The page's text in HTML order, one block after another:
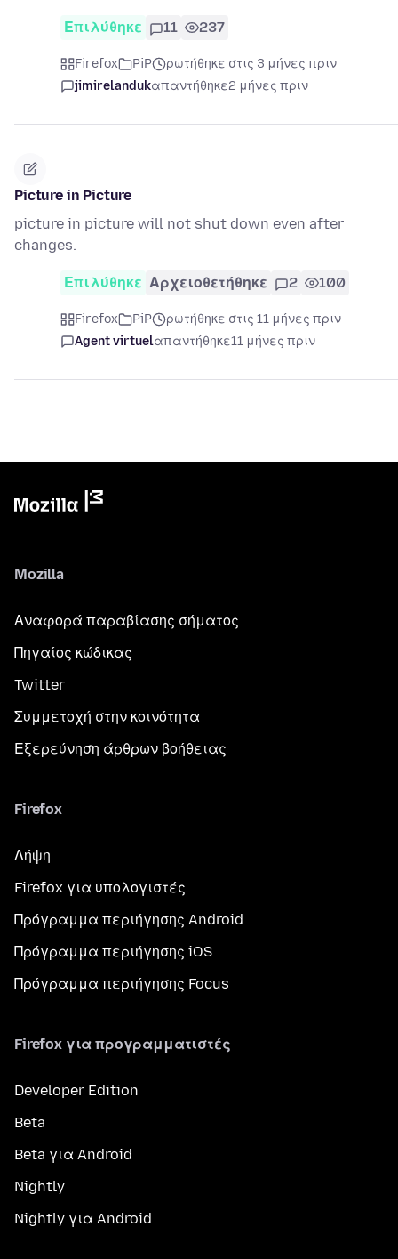
Επιλύθηκε 11 237
Firefox PiP
ρωτήθηκε στις 3 μήνες πριν
jimirelandukαπαντήθηκε2 μήνες πριν
Picture in Picture
picture in picture will not shut down even after
changes.
Επιλύθηκε Αρχειοθετήθηκε 2 100
Firefox PiP
ρωτήθηκε στις 11 μήνες πριν
Agent virtuelαπαντήθηκε11 μήνες πριν
Mozilla
Αναφορά παραβίασης σήματος
Πηγαίος κώδικας
Twitter
Συμμετοχή στην κοινότητα
Εξερεύνηση άρθρων βοήθειας
Firefox
Λήψη
Firefox για υπολογιστές
Πρόγραμμα περιήγησης Android
Πρόγραμμα περιήγησης iOS
Πρόγραμμα περιήγησης Focus
Firefox για προγραμματιστές
Developer Edition
Beta
Beta για Android
Nightly
Nightly για Android